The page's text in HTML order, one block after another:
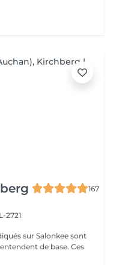
167
2721
sur Salonkee sont
de base. Ces